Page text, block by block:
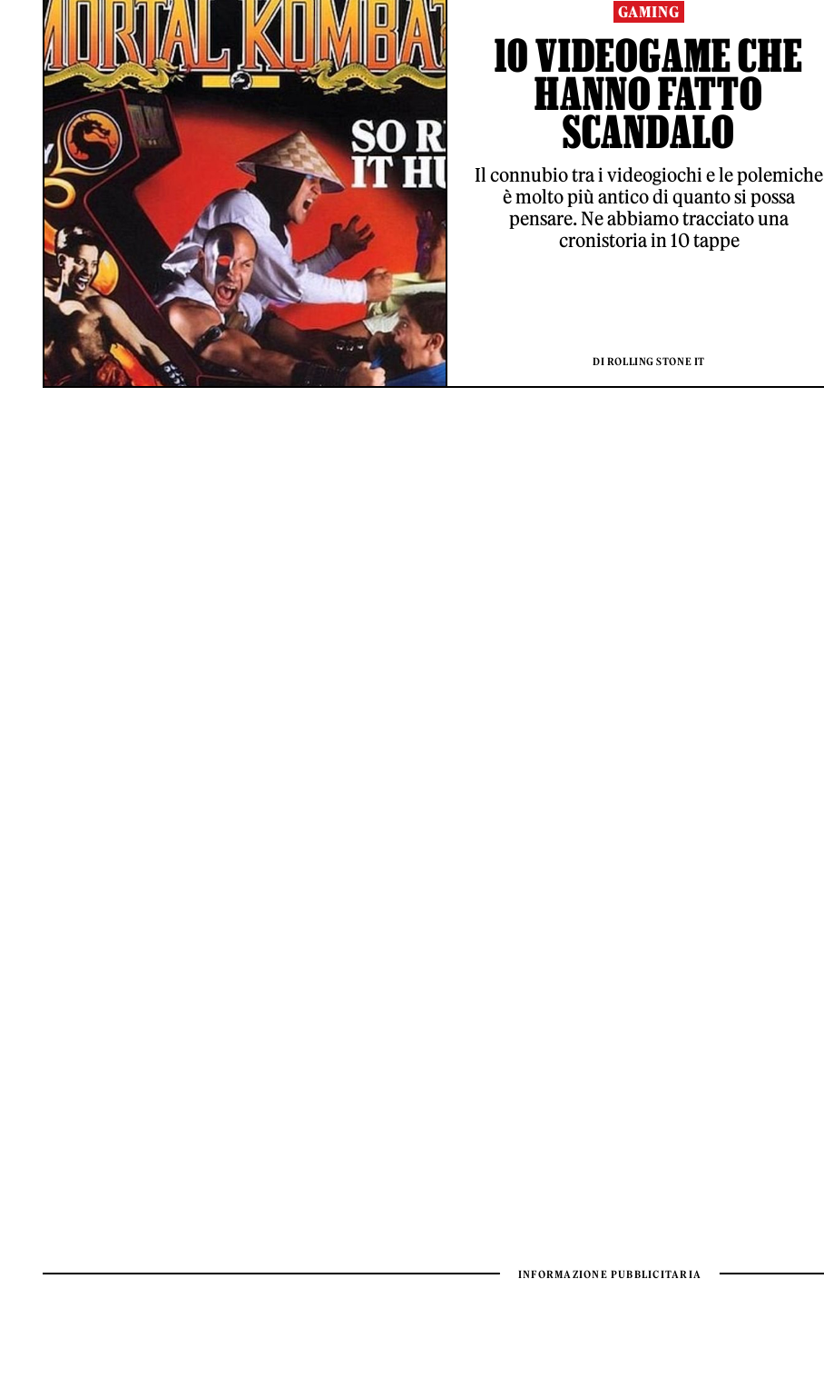
GAMING
10 VIDEOGAME CHE
HANNO FATTO
SCANDALO
Il connubio tra i videogiochi e le polemiche
è molto più antico di quanto si possa
pensare. Ne abbiamo tracciato una
cronistoria in 10 tappe
DI ROLLING STONE IT